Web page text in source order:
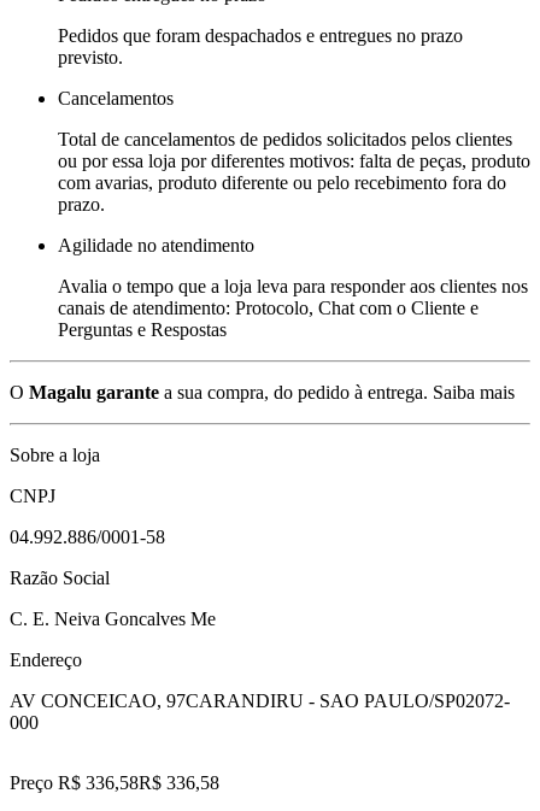
Pedidos que foram despachados e entregues no prazo
previsto.
Cancelamentos
Total de cancelamentos de pedidos solicitados pelos clientes
ou por essa loja por diferentes motivos: falta de peças, produto
com avarias, produto diferente ou pelo recebimento fora do
prazo.
Agilidade no atendimento
Avalia o tempo que a loja leva para responder aos clientes nos
canais de atendimento: Protocolo, Chat com o Cliente e
Perguntas e Respostas
O Magalu garante a sua compra, do pedido à entrega. Saiba mais
Sobre a loja
CNPJ
04.992.886/0001-58
Razão Social
C. E. Neiva Goncalves Me
Endereço
AV CONCEICAO, 97CARANDIRU - SAO PAULO/SP02072-
000
Preço R$ 336,58R$ 336,58